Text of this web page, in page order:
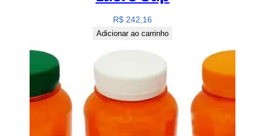
R$ 242,16
Adicionar ao carrinho